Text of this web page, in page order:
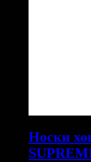
Носки